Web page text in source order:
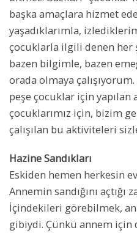
başka amaçlara hizmet
yaşadıklarımla,
çocuklarla ilgili denen her
bazen bilgimle, bazen
orada olmaya
peşe çocuklar için yapılan
çocuklarımız için, bizim
çalışılan bu aktiviteleri
Hazine Sandıkları
Eskiden hemen herkesin
Annemin sandığını
İçindekileri görebilmek,
gibiydi. Çünkü annem için